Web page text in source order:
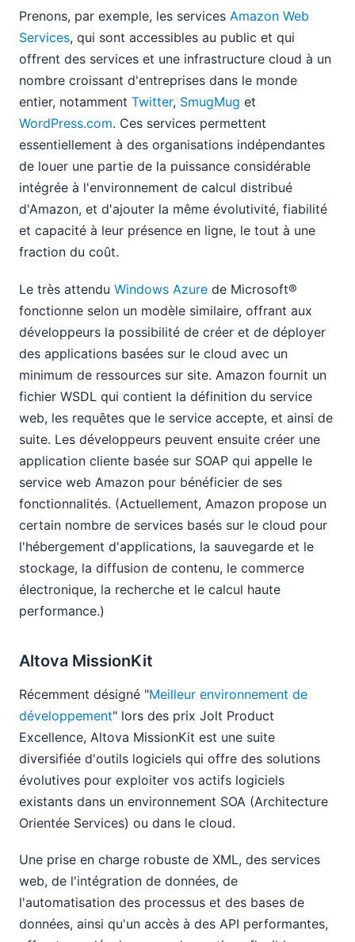
Prenons, par exemple, les services Amazon Web
Services, qui sont accessibles au public et qui
offrent des services et une infrastructure cloud à un
nombre croissant d'entreprises dans le monde
entier, notamment Twitter, SmugMug et
WordPress.com. Ces services permettent
essentiellement à des organisations indépendantes
de louer une partie de la puissance considérable
intégrée à l'environnement de calcul distribué
d'Amazon, et d'ajouter la même évolutivité, fiabilité
et capacité à leur présence en ligne, le tout à une
fraction du coût.
Le très attendu Windows Azure de Microsoft®
fonctionne selon un modèle similaire, offrant aux
développeurs la possibilité de créer et de déployer
des applications basées sur le cloud avec un
minimum de ressources sur site. Amazon fournit un
fichier WSDL qui contient la définition du service
web, les requêtes que le service accepte, et ainsi de
suite. Les développeurs peuvent ensuite créer une
application cliente basée sur SOAP qui appelle le
service web Amazon pour bénéficier de ses
fonctionnalités. (Actuellement, Amazon propose un
certain nombre de services basés sur le cloud pour
l'hébergement d'applications, la sauvegarde et le
stockage, la diffusion de contenu, le commerce
électronique, la recherche et le calcul haute
performance.)
Altova MissionKit
Récemment désigné "Meilleur environnement de
développement" lors des prix Jolt Product
Excellence, Altova MissionKit est une suite
diversifiée d'outils logiciels qui offre des solutions
évolutives pour exploiter vos actifs logiciels
existants dans un environnement SOA (Architecture
Orientée Services) ou dans le cloud.
Une prise en charge robuste de XML, des services
web, de l'intégration de données, de
l'automatisation des processus et des bases de
données, ainsi qu'un accès à des API performantes,